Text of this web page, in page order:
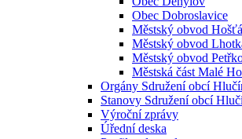
Obec Dobroslavice
Městský obvod
Městský obvod
Městský obvod
Městská část Malé
Orgány Sdružení obcí
Stanovy Sdružení obcí
Výroční zprávy
Úřední deska